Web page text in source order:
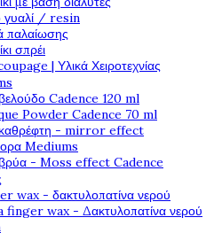
γυαλί / resin
παλαίωσης
σπρέι
| Υλικά Χειροτεχνίας
Cadence 120 ml
Powder Cadence 70 ml
- mirror effect
Mediums
- Moss effect Cadence
wax - δακτυλοπατίνα νερού
finger wax - Δακτυλοπατίνα νερού